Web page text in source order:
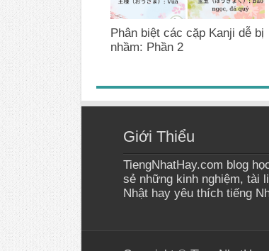
Phân biệt các cặp Kanji dễ bị
nhầm: Phần 2
Giới Thiểu
TiengNhatHay.com blog
sẻ những kinh nghiệm, tài
Nhật hay yêu thích tiếng